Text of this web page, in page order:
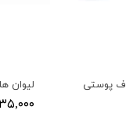
لیوان
۱۳۵,۰۰۰
پوستی